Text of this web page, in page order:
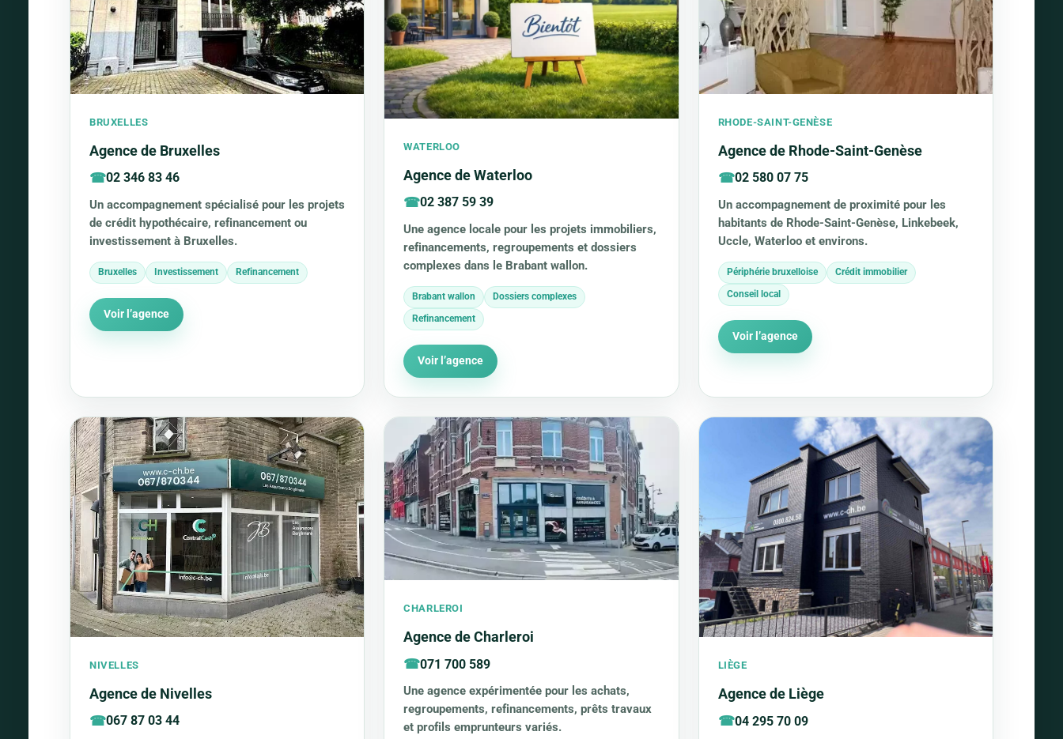
BRUXELLES
Agence de Bruxelles
02 346 83 46
Un accompagnement spécialisé pour les projets
de crédit hypothécaire, refinancement ou
investissement à Bruxelles.
Bruxelles Investissement Refinancement
Voir l’agence
WATERLOO
Agence de Waterloo
02 387 59 39
Une agence locale pour les projets immobiliers,
refinancements, regroupements et dossiers
complexes dans le Brabant wallon.
Brabant wallon
Dossiers complexes
Refinancement
Voir l’agence
RHODE-SAINT-GENÈSE
Agence de Rhode-Saint-Genèse
02 580 07 75
Un accompagnement de proximité pour les
habitants de Rhode-Saint-Genèse, Linkebeek,
Uccle, Waterloo et environs.
Périphérie bruxelloise
Crédit immobilier
Conseil local
Voir l’agence
NIVELLES
Agence de Nivelles
067 87 03 44
CHARLEROI
Agence de Charleroi
071 700 589
Une agence expérimentée pour les achats,
regroupements, refinancements, prêts travaux
et profils emprunteurs variés.
LIÈGE
Agence de Liège
04 295 70 09